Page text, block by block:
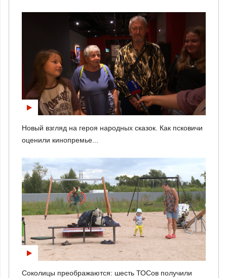
Новый взгляд на героя народных сказок. Как псковичи
оценили кинопремье...
Соколицы преображаются: шесть ТОСов получили